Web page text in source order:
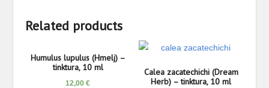
Related products
Humulus lupulus (Hmelj) –
tinktura, 10 ml
12,00€
Calea zacatechichi (Dream
Herb) – tinktura, 10 ml